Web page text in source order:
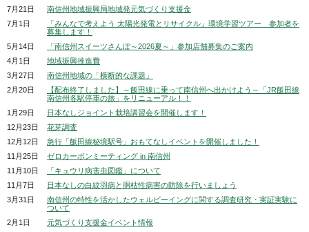
7月21日
南信州地域振興局地域発元気づくり支援金
7月1日
「みんなで考えよう 太陽光発電とリサイクル」環境学習ツアー 参加者を
募集します！
5月14日
「南信州スイーツさんぽ～2026夏～」参加店舗募集のご案内
4月1日
地域振興推進費
3月27日
南信州地域の「横断的な課題」
2月20日
【配布終了しました】～飯田線に乗って南信州へ出かけよう～「JR飯田線
南信州各駅停車の旅」をリニューアル！！
1月29日
日本なしジョイント栽培講習会を開催します！
12月23日
花芽調査
12月12日
急行「飯田線秘境駅号」おもてなしイベントを開催しました！
11月25日
ゼロカーボンミーティング in 南信州
11月10日
「キュウリ病害虫図鑑」について
11月7日
日本なしの白紋羽病と胴枯性病害の防除を行いましょう
3月31日
南信州の特性を活かしたウェルビーイングに関する調査研究・実証実験に
ついて
2月1日
元気づくり支援金イベント情報